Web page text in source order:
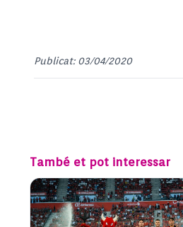
Publicat: 03/04/2020
També et pot interessar